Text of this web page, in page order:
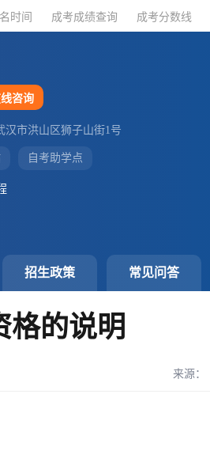
时间 成考成绩查询 成考分数线
咨询
汉市洪山区狮子山街1号
自考助学点
招生政策 常见问答
格的说明
来源：
时间 成考成绩查询 成考分数线